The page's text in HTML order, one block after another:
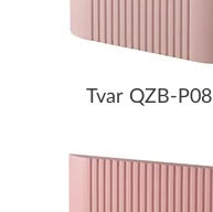
Tvar QZB-P08